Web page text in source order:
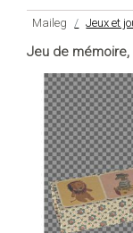
Maileg Jeux et
Jeu de